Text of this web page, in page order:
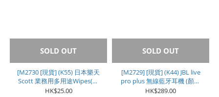
SOLD OUT
[M2730 [現貨] (K55) 日本樂天
Scott 業務用多用途Wipes(一
套2卷）
HK$25.00
SOLD OUT
[M2729] [現貨] (K44) JBL live
pro plus 無線藍牙耳機 (顏色
隨機)
HK$289.00